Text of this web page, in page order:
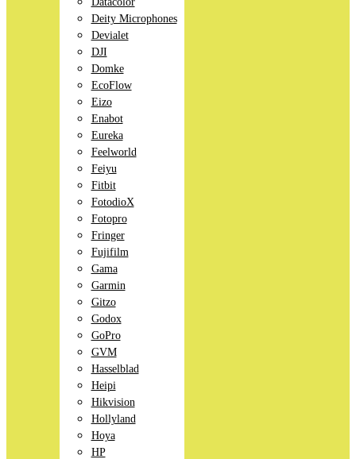
Deity Microphones
Devialet
DJI
Domke
EcoFlow
Eizo
Enabot
Eureka
Feelworld
Feiyu
Fitbit
FotodioX
Fotopro
Fringer
Fujifilm
Gama
Garmin
Gitzo
Godox
GoPro
GVM
Hasselblad
Heipi
Hikvision
Hollyland
Hoya
HP